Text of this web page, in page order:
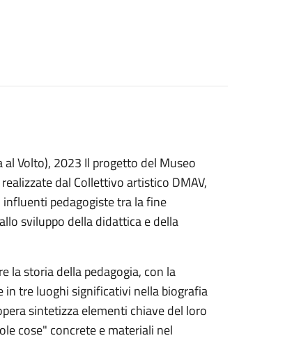
al Volto), 2023 Il progetto del Museo
dal Collettivo artistico DMAV,
influenti pedagogiste tra la fine
sviluppo della didattica e della
la storia della pedagogia, con la
in tre luoghi significativi nella biografia
sintetizza elementi chiave del loro
cose" concrete e materiali nel